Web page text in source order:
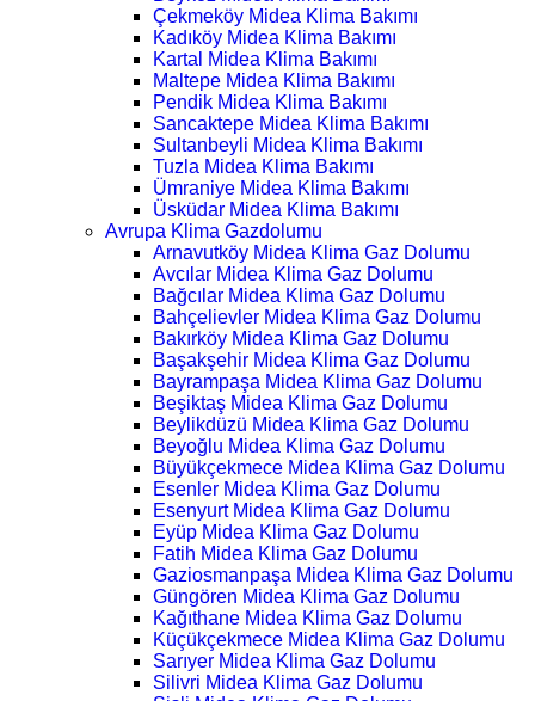
Çekmeköy Midea Klima Bakımı
Kadıköy Midea Klima Bakımı
Kartal Midea Klima Bakımı
Maltepe Midea Klima Bakımı
Pendik Midea Klima Bakımı
Sancaktepe Midea Klima Bakımı
Sultanbeyli Midea Klima Bakımı
Tuzla Midea Klima Bakımı
Ümraniye Midea Klima Bakımı
Üsküdar Midea Klima Bakımı
Avrupa Klima Gazdolumu
Arnavutköy Midea Klima Gaz Dolumu
Avcılar Midea Klima Gaz Dolumu
Bağcılar Midea Klima Gaz Dolumu
Bahçelievler Midea Klima Gaz Dolumu
Bakırköy Midea Klima Gaz Dolumu
Başakşehir Midea Klima Gaz Dolumu
Bayrampaşa Midea Klima Gaz Dolumu
Beşiktaş Midea Klima Gaz Dolumu
Beylikdüzü Midea Klima Gaz Dolumu
Beyoğlu Midea Klima Gaz Dolumu
Büyükçekmece Midea Klima Gaz Dolumu
Esenler Midea Klima Gaz Dolumu
Esenyurt Midea Klima Gaz Dolumu
Eyüp Midea Klima Gaz Dolumu
Fatih Midea Klima Gaz Dolumu
Gaziosmanpaşa Midea Klima Gaz Dolumu
Güngören Midea Klima Gaz Dolumu
Kağıthane Midea Klima Gaz Dolumu
Küçükçekmece Midea Klima Gaz Dolumu
Sarıyer Midea Klima Gaz Dolumu
Silivri Midea Klima Gaz Dolumu